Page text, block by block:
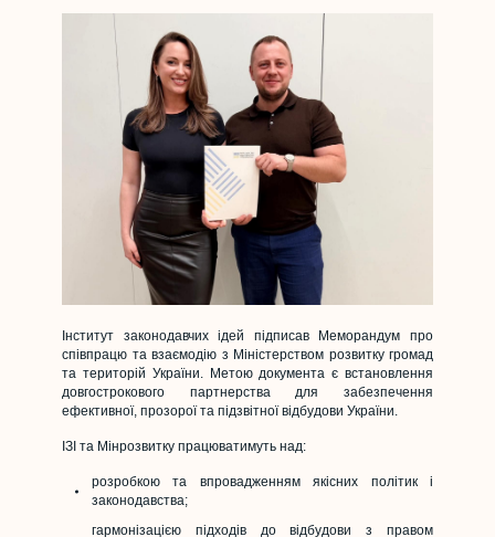
Інститут законодавчих ідей підписав Меморандум про
співпрацю та взаємодію з Міністерством розвитку громад
та територій України. Метою документа є встановлення
довгострокового партнерства для забезпечення
ефективної, прозорої та підзвітної відбудови України.
ІЗІ та Мінрозвитку працюватимуть над:
розробкою та впровадженням якісних політик і
законодавства;
гармонізацією підходів до відбудови з правом